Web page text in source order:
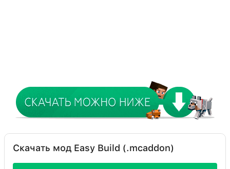
Скачать мод Easy Build (.mcaddon)